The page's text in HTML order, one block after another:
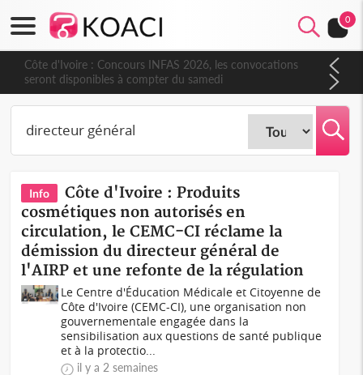
0
Côte d'Ivoire : Concours INFAS 2026, les convocations
seront disponibles à compter du samedi
Info
Côte d'Ivoire : Produits
cosmétiques non autorisés en
circulation, le CEMC-CI réclame la
démission du directeur général de
l'AIRP et une refonte de la régulation
Le Centre d'Éducation Médicale et Citoyenne de
Côte d'Ivoire (CEMC-CI), une organisation non
gouvernementale engagée dans la
sensibilisation aux questions de santé publique
et à la protectio...
il y a 2 semaines